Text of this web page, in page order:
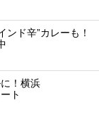
ド辛”カレーも！
！横浜
ト